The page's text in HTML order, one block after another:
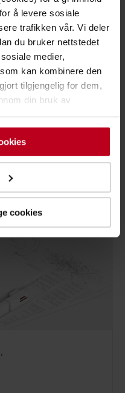
å levere sosiale
trafikken vår. Vi deler
du bruker nettstedet
medier,
kan kombinere den
tilgjengelig for dem,
din bruk av
cookies
din ...
feil, øker